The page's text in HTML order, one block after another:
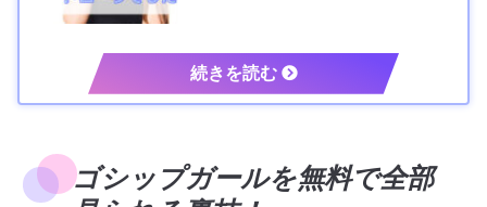
ゴシップガールを無料で全部